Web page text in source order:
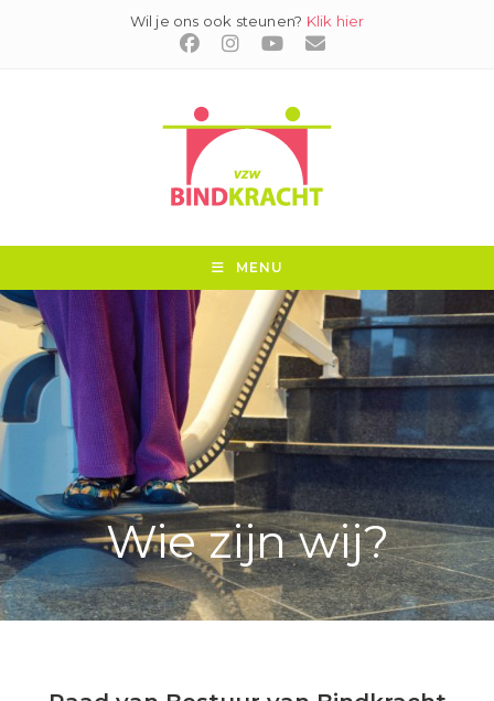
Wil je ons ook steunen? Klik hier
MENU
Wie zijn wij?